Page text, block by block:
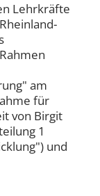
Lehrkräfte
am
für
von Birgit
1
und